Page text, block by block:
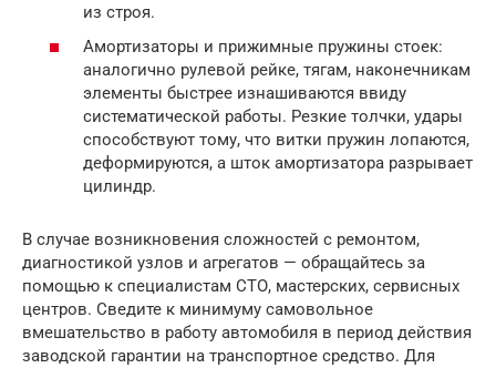
из строя.
Амортизаторы и прижимные пружины стоек:
аналогично рулевой рейке, тягам, наконечникам
элементы быстрее изнашиваются ввиду
систематической работы. Резкие толчки, удары
способствуют тому, что витки пружин лопаются,
деформируются, а шток амортизатора разрывает
цилиндр.
В случае возникновения сложностей с ремонтом,
диагностикой узлов и агрегатов — обращайтесь за
помощью к специалистам СТО, мастерских, сервисных
центров. Сведите к минимуму самовольное
вмешательство в работу автомобиля в период действия
заводской гарантии на транспортное средство. Для